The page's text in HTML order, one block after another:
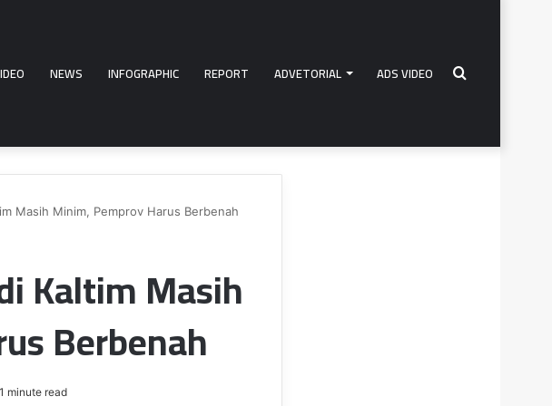
NEWS INFOGRAPHIC REPORT ADVETORIAL ADS VIDEO Search
Masih Minim, Pemprov Harus Berbenah
Kaltim Masih
Berbenah
minute read